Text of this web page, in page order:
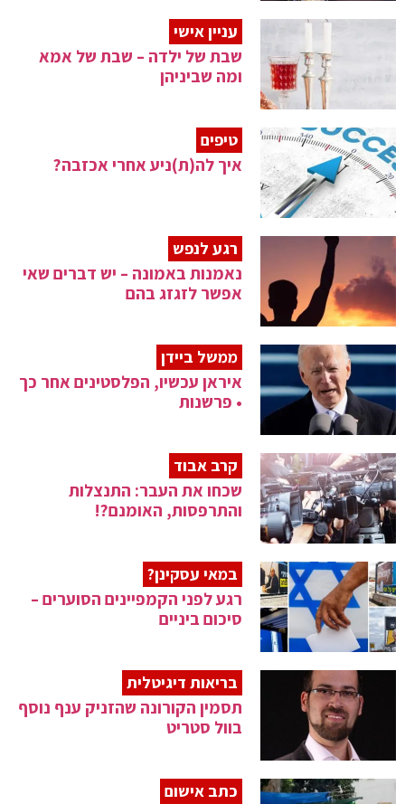
עניין אישי
שבת של ילדה – שבת של אמא
ומה שביניהן
טיפים
איך לה(ת)ניע אחרי אכזבה?
רגע לנפש
נאמנות באמונה – יש דברים שאי
אפשר לזגזג בהם
ממשל ביידן
איראן עכשיו, הפלסטינים אחר כך
• פרשנות
קרב אבוד
שכחו את העבר: התנצלות
והתרפסות, האומנם?!
במאי עסקינן?
רגע לפני הקמפיינים הסוערים –
סיכום ביניים
בריאות דיגיטלית
תסמין הקורונה שהזניק ענף נוסף
בוול סטריט
כתב אישום